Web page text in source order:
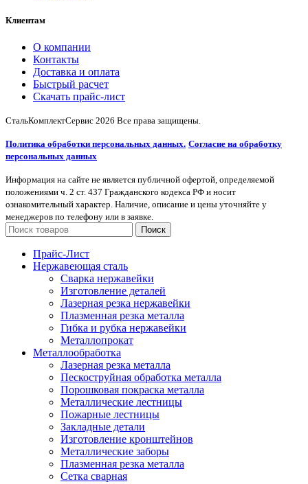
Клиентам
О компании
Контакты
Доставка и оплата
Быстрый расчет
Скачать прайс-лист
СтальКомплектСервис 2026 Все права защищены.
Политика обработки персональных данных. Согласие на обработку
персональных данных
Информация на сайте не является публичной офертой, определяемой
положениями ч. 2 ст. 437 Гражданского кодекса РФ и носит
ознакомительный характер. Наличие, описание и цены уточняйте у
менеджеров по телефону или в заявке.
Поиск
Прайс-Лист
Нержавеющая сталь
Сварка нержавейки
Изготовление деталей
Лазерная резка нержавейки
Плазменная резка металла
Гибка и рубка нержавейки
Металлопрокат
Металлообработка
Лазерная резка металла
Пескоструйная обработка металла
Порошковая покраска металла
Металлические лестницы
Пожарные лестницы
Закладные детали
Изготовление кронштейнов
Металлические заборы
Плазменная резка металла
Сетка сварная